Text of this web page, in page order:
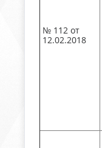
№ 112 от
12.02.2018